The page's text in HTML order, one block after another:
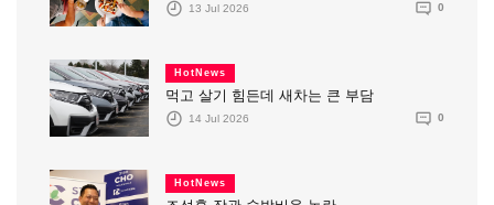
13 Jul 2026 0
HotNews
먹고 살기 힘든데 새차는 큰 부담
14 Jul 2026 0
HotNews